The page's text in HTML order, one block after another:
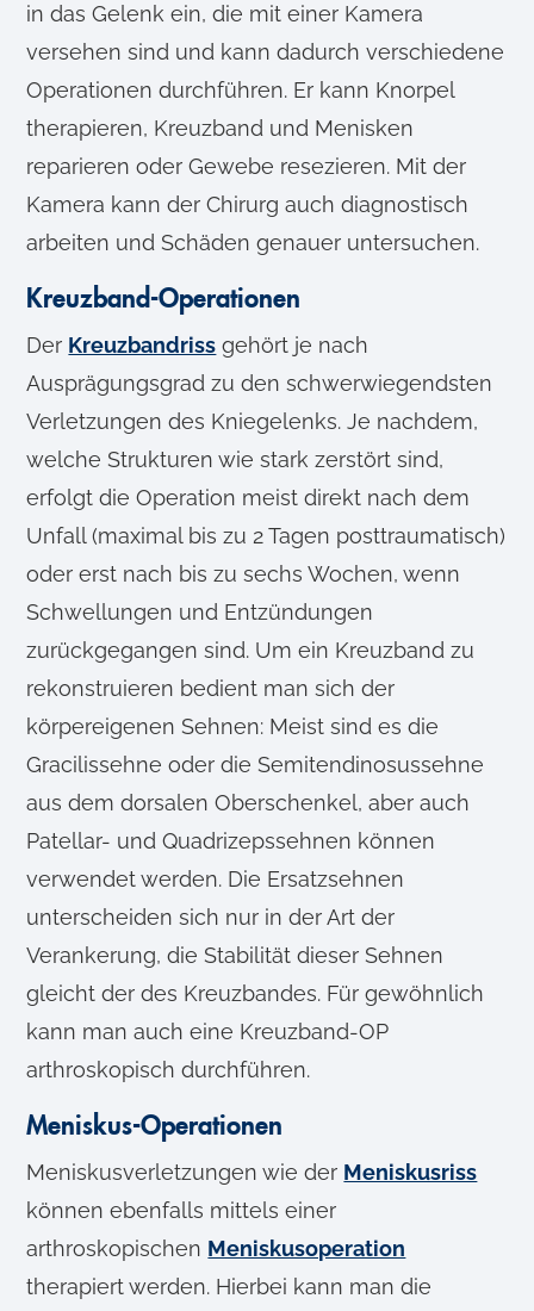
in das Gelenk ein, die mit einer Kamera
versehen sind und kann dadurch verschiedene
Operationen durchführen. Er kann Knorpel
therapieren, Kreuzband und Menisken
reparieren oder Gewebe resezieren. Mit der
Kamera kann der Chirurg auch diagnostisch
arbeiten und Schäden genauer untersuchen.
Kreuzband-Operationen
Der Kreuzbandriss gehört je nach
Ausprägungsgrad zu den schwerwiegendsten
Verletzungen des Kniegelenks. Je nachdem,
welche Strukturen wie stark zerstört sind,
erfolgt die Operation meist direkt nach dem
Unfall (maximal bis zu 2 Tagen posttraumatisch)
oder erst nach bis zu sechs Wochen, wenn
Schwellungen und Entzündungen
zurückgegangen sind. Um ein Kreuzband zu
rekonstruieren bedient man sich der
körpereigenen Sehnen: Meist sind es die
Gracilissehne oder die Semitendinosussehne
aus dem dorsalen Oberschenkel, aber auch
Patellar- und Quadrizepssehnen können
verwendet werden. Die Ersatzsehnen
unterscheiden sich nur in der Art der
Verankerung, die Stabilität dieser Sehnen
gleicht der des Kreuzbandes. Für gewöhnlich
kann man auch eine Kreuzband-OP
arthroskopisch durchführen.
Meniskus-Operationen
Meniskusverletzungen wie der Meniskusriss
können ebenfalls mittels einer
arthroskopischen Meniskusoperation
therapiert werden. Hierbei kann man die